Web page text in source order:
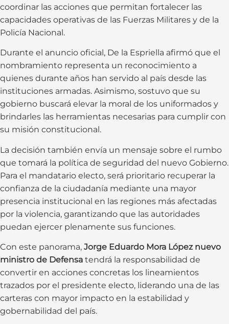
coordinar las acciones que permitan fortalecer las
capacidades operativas de las Fuerzas Militares y de la
Policía Nacional.
Durante el anuncio oficial, De la Espriella afirmó que el
nombramiento representa un reconocimiento a
quienes durante años han servido al país desde las
instituciones armadas. Asimismo, sostuvo que su
gobierno buscará elevar la moral de los uniformados y
brindarles las herramientas necesarias para cumplir con
su misión constitucional.
La decisión también envía un mensaje sobre el rumbo
que tomará la política de seguridad del nuevo Gobierno.
Para el mandatario electo, será prioritario recuperar la
confianza de la ciudadanía mediante una mayor
presencia institucional en las regiones más afectadas
por la violencia, garantizando que las autoridades
puedan ejercer plenamente sus funciones.
Con este panorama, Jorge Eduardo Mora López nuevo
ministro de Defensa tendrá la responsabilidad de
convertir en acciones concretas los lineamientos
trazados por el presidente electo, liderando una de las
carteras con mayor impacto en la estabilidad y
gobernabilidad del país.